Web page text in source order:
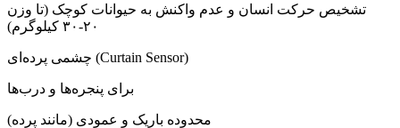
تشخیص حرکت انسان و عدم واکنش به حیوانات کوچک (تا وزن
۲۰-۳۰ کیلوگرم)
چشمی پرده‌ای (Curtain Sensor)
برای پنجره‌ها و درب‌ها
محدوده باریک و عمودی (مانند پرده)